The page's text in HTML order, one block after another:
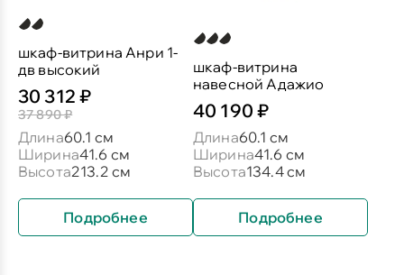
шкаф-витрина Анри 1-
дв высокий
30 312 ₽
37 890 ₽
Длина60.1 см
Ширина41.6 см
Высота213.2 см
Подробнее
шкаф-витрина
навесной Адажио
40 190 ₽
Длина60.1 см
Ширина41.6 см
Высота134.4 см
Подробнее